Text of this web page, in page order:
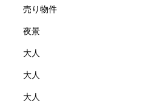
売り物件
夜景
大人
大人
大人